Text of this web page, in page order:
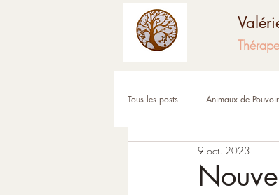
Tous les posts Animaux de Pouvoir
Fêtes et moments de l'année
9 oct. 2023